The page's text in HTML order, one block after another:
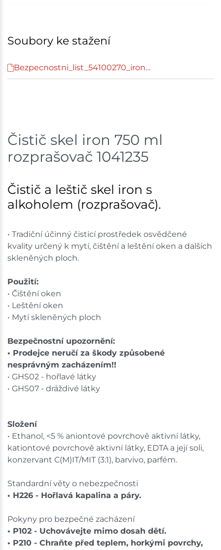
Skladem na prodejně - doručení do 7 dnů
Bystřice
Skladem na prodejně - doručení do 7 dnů
Skladem na prodejně - doručení do 7 dnů
Skladem na prodejně - doručení do 7 dnů
Skladem na prodejně - doručení do 7 dnů
Skladové množství na prodejnách je pouze orientační.
shopu.
Soubory ke stažení
Bezpecnostni_list_54100270_iron…
Čistič skel iron 750 ml
rozprašovač 1041235
Čistič a leštič skel iron s
alkoholem (rozprašovač).
• Tradiční účinný čisticí prostředek osvědčené
kvality určený k mytí, čištění a leštění oken a dalších
skleněných ploch.
Použití:
• Čištění oken
• Leštění oken
• Mytí skleněných ploch
Bezpečnostní upozornění:
• Prodejce neručí za škody způsobené
nesprávným zacházením!!
• GHS02 - hořlavé látky
• GHS07 - dráždivé látky
Složení
• Ethanol, <5 % aniontové povrchově aktivní látky,
kationtové povrchově aktivní látky, EDTA a její soli,
konzervant C(M)IT/MIT (3:1), barvivo, parfém.
Standardní věty o nebezpečnosti
• H226 - Hořlavá kapalina a páry.
Pokyny pro bezpečné zacházení
• P102 - Uchovávejte mimo dosah dětí.
• P210 - Chraňte před teplem, horkými povrchy,